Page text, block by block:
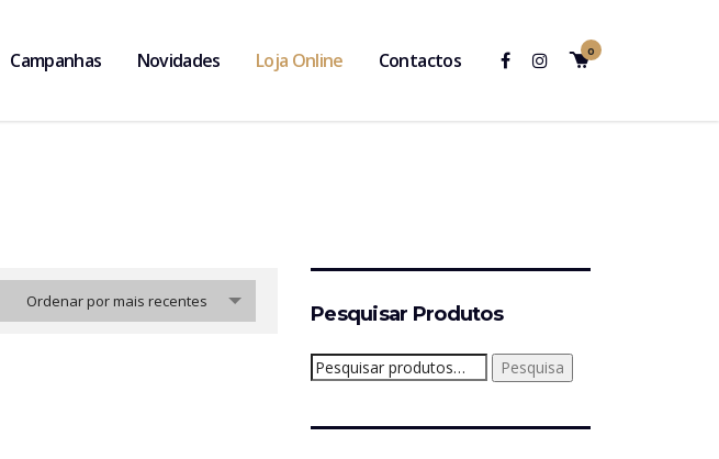
0
Campanhas Novidades Loja Online Contactos
Ordenar por mais recentes
Pesquisar Produtos
Pesquisar
por:
Pesquisa